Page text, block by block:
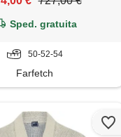
Sped. gratuita
50-52-54
Farfetch